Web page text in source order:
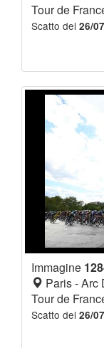
Tour de
Scatto del 26/
Immagine
Paris - Arc
Tour de
Scatto del 26/